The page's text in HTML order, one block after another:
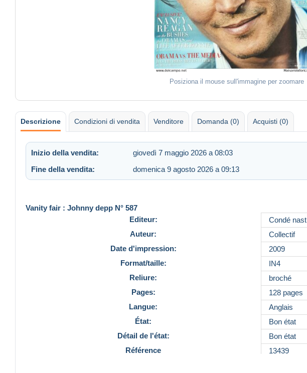
Posiziona il mouse sull'immagine per zoomare
Descrizione Condizioni di vendita Venditore Domanda (0) Acquisti (0)
Inizio della vendita: giovedì 7 maggio 2026 a 08:03
Fine della vendita:
domenica 9 agosto 2026 a 09:13
Vanity fair : Johnny depp N° 587
Editeur:
Condé nast
Auteur:
Collectif
Date d'impression:
2009
Format/taille:
IN4
Reliure:
broché
Pages:
128 pages
Langue:
Anglais
État:
Bon état
Détail de l'état:
Bon état
Référence
13439